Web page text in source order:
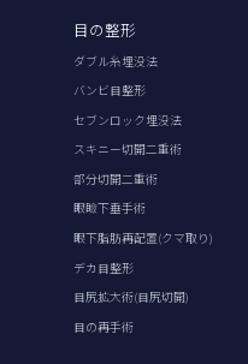
目の整形
ダブル糸埋没法
バンビ目整形
セブンロック埋没法
スキニー切開二重術
部分切開二重術
眼瞼下垂手術
眼下脂肪再配置(クマ取り)
デカ目整形
目尻拡大術(目尻切開)
目の再手術